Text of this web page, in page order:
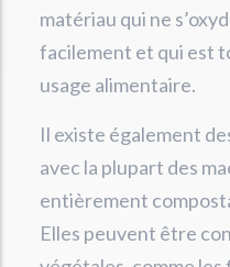
matériau qui ne
facilement et qui est
usage alimentaire.
Il existe également
avec la plupart des
entièrement
Elles peuvent être